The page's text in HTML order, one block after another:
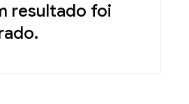
resultado foi